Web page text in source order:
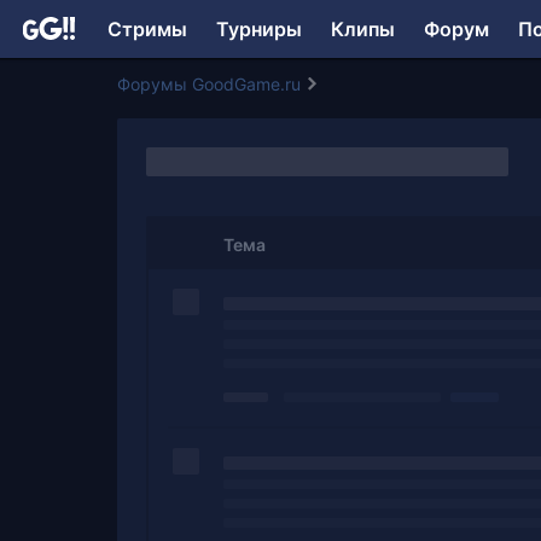
Стримы Турниры Клипы Форум
Форумы GoodGame.ru
Тема